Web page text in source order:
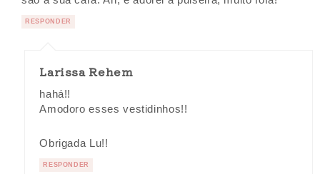
RESPONDER
Larissa Rehem
hahá!!
Amodoro esses vestidinhos!!
Obrigada Lu!!
RESPONDER